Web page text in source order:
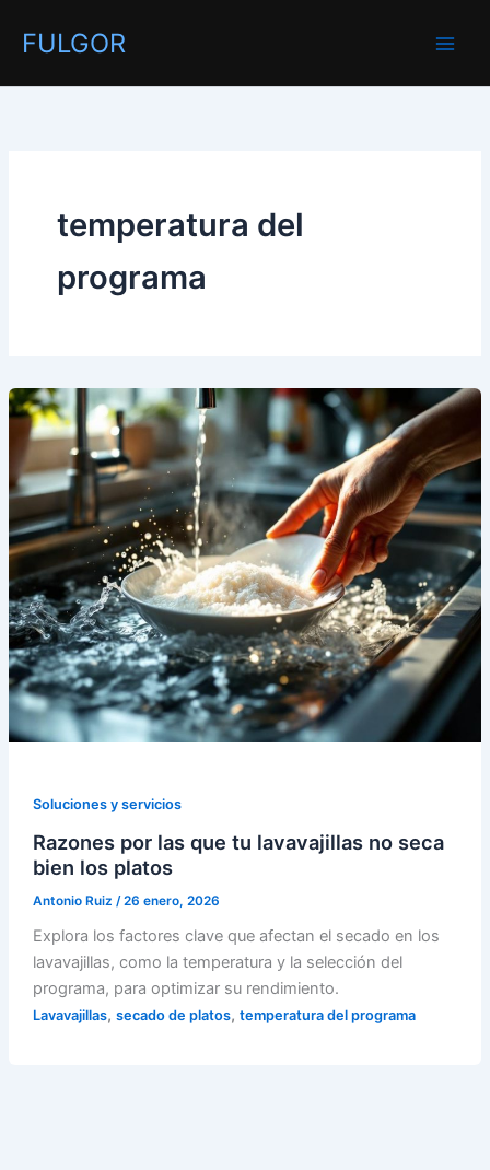
FULGOR
temperatura del
programa
Soluciones y servicios
Razones por las que tu lavavajillas no seca
bien los platos
Antonio Ruiz /26 enero, 2026
Explora los factores clave que afectan el secado en los
lavavajillas, como la temperatura y la selección del
programa, para optimizar su rendimiento.
Lavavajillas, secado de platos, temperatura del programa